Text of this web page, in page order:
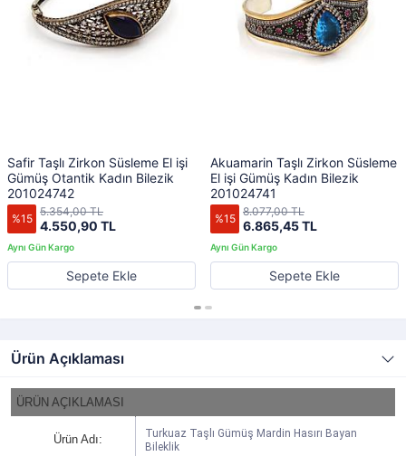
Safir Taşlı Zirkon Süsleme El işi
Gümüş Otantik Kadın Bilezik
201024742
%15 4.550,90 TL
5.354,00 TL
Sepete Ekle
Akuamarin Taşlı Zirkon Süsleme
El işi Gümüş Kadın Bilezik
201024741
%15 6.865,45 TL
8.077,00 TL
Sepete Ekle
Ürün Açıklaması
ÜRÜN AÇIKLAMASI
Ürün Adı:
Turkuaz Taşlı Gümüş Mardin Hasırı Bayan
Bileklik